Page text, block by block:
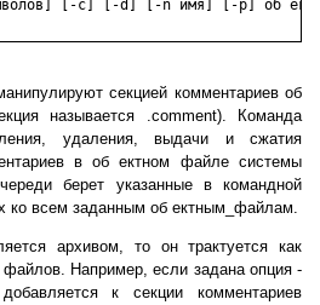
[-c] [-d] [-n имя] [-p] об
секцией комментариев об
называется .comment). Команда
удаления, выдачи и сжатия
в об ектном файле системы
берет указанные в командной
ко всем заданным об ектным_файлам.
архивом, то он трактуется как
Например, если задана опция -
к секции комментариев